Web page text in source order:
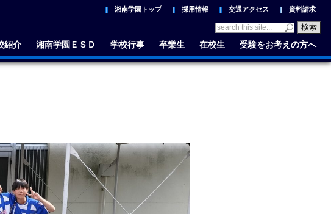
湘南学園トップ 採用情報 交通アクセス 資料請求
紹介 湘南学園ＥＳＤ 学校行事 卒業生 在校生 受験をお考えの方へ